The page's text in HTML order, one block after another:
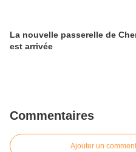
La nouvelle passerelle de
est arrivée
Commentaires
Ajouter un